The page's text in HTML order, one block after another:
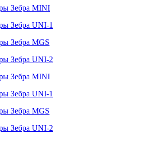
Зебра MINI
Зебра UNI-1
Зебра MGS
Зебра UNI-2
Зебра MINI
Зебра UNI-1
Зебра MGS
Зебра UNI-2